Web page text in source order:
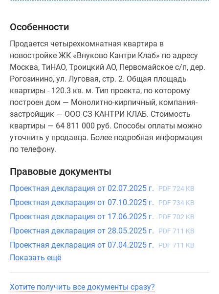
Особенности
Продается четырехкомнатная квартира в
новостройке ЖК «Внуково Кантри Клаб» по адресу
Москва, ТиНАО, Троицкий АО, Первомайское с/п, дер.
Рогозинино, ул. Луговая, стр. 2. Общая площадь
квартиры - 120.3 кв. м. Тип проекта, по которому
построен дом — Монолитно-кирпичный, компания-
застройщик — ООО СЗ КАНТРИ КЛАБ. Стоимость
квартиры — 64 811 000 руб. Способы оплаты можно
уточнить у продавца. Более подробная информация
по телефону.
Правовые документы
Проектная декларация от 02.07.2025 г. PDF 724 KB
Проектная декларация от 07.10.2025 г. PDF 734 KB
Проектная декларация от 17.06.2025 г. PDF 702 KB
Проектная декларация от 28.05.2025 г. PDF 711 KB
Проектная декларация от 07.04.2025 г. PDF 711 KB
Показать ещё
Хотите получить все документы сразу?